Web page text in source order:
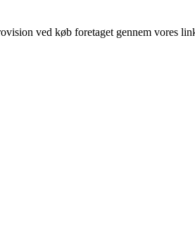
ved køb foretaget gennem vores